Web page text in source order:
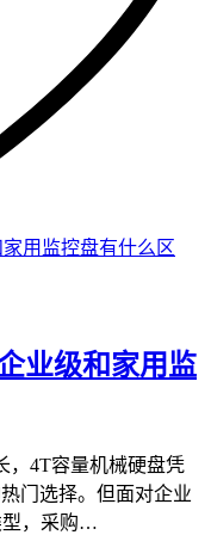
业级和家用监
，4T容量机械硬盘凭
门选择。但面对企业
型，采购…